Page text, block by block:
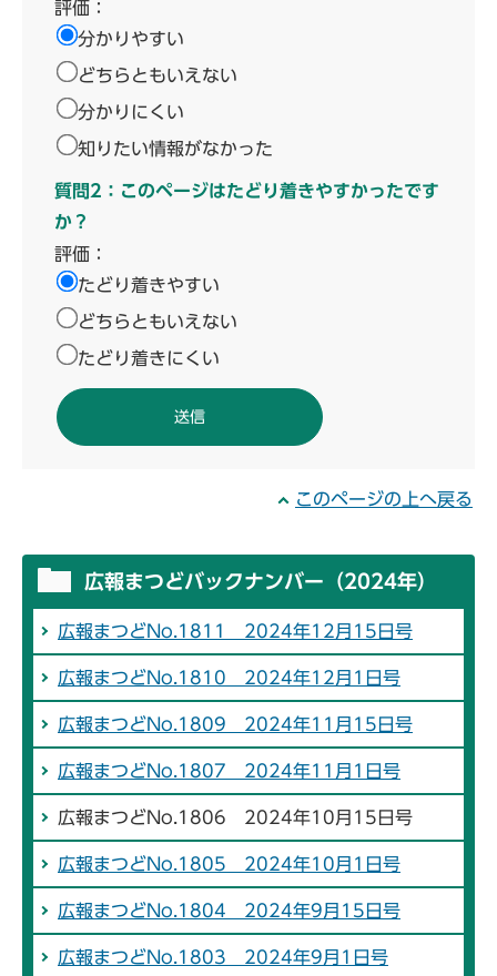
評価：
分かりやすい
どちらともいえない
分かりにくい
知りたい情報がなかった
質問2：このページはたどり着きやすかったです
か？
評価：
たどり着きやすい
どちらともいえない
たどり着きにくい
このページの上へ戻る
広報まつどバックナンバー（2024年）
広報まつどNo.1811 2024年12月15日号
広報まつどNo.1810 2024年12月1日号
広報まつどNo.1809 2024年11月15日号
広報まつどNo.1807 2024年11月1日号
広報まつどNo.1806 2024年10月15日号
広報まつどNo.1805 2024年10月1日号
広報まつどNo.1804 2024年9月15日号
広報まつどNo.1803 2024年9月1日号